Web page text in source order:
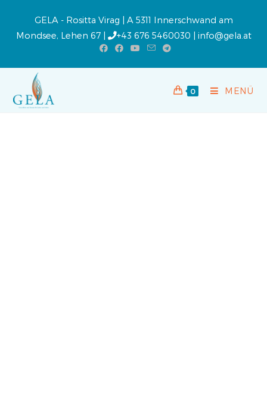
GELA - Rositta Virag | A 5311 Innerschwand am
Mondsee, Lehen 67 |
+43 676 5460030 | info@gela.at
0 MENÜ